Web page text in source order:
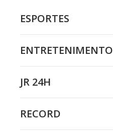
ESPORTES
ENTRETENIMENTO
JR 24H
RECORD